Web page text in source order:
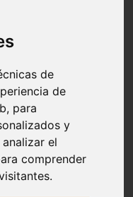
de
de
para
y
el
comprender
conoce los beneficios
conoce los